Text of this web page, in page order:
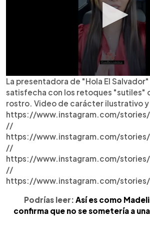
La presentadora de "Hola El
satisfecha con los retoques "sutiles"
rostro. Video de carácter ilustrativo
https://www.instagram.com/stories/
//
https://www.instagram.com/
//
https://www.instagram.com/stories/
//
https://www.instagram.com/
Podrías leer: Así es como
confirma que no se sometería a